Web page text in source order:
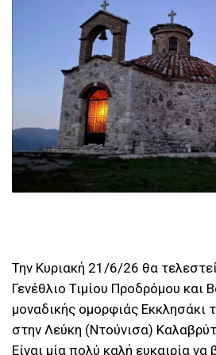
Την Κυριακή 21/6/26 θα
Γενέθλιο Τιμίου Προδρόμου και
μοναδικής ομορφιάς Εκκλησάκι
στην Λεύκη (Ντούνισα)
Είναι μία πολύ καλή ευκαιρία να